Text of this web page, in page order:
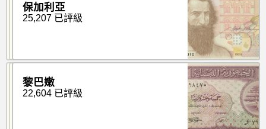
保加利亞
25,207 已評級
黎巴嫩
22,604 已評級